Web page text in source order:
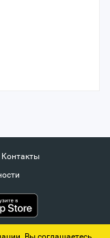
Контакты